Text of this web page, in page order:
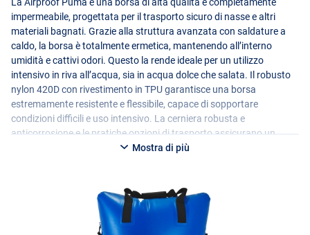
impermeabile, progettata per il trasporto sicuro di nasse e altri
materiali bagnati. Grazie alla struttura avanzata con saldature a
caldo, la borsa è totalmente ermetica, mantenendo all’interno
umidità e cattivi odori. Questo la rende ideale per un utilizzo
intensivo in riva all’acqua, sia in acqua dolce che salata. Il robusto
nylon 420D con rivestimento in TPUgarantisce una borsa
estremamente resistente e flessibile, capace di sopportare
condizioni difficili e uso intensivo. La cerniera robusta e
anticorrosione e le pratiche opzioni di trasporto assicurano un
comfort ottimale. Una soluzione affidabile e innovativa per i
Mostra di più